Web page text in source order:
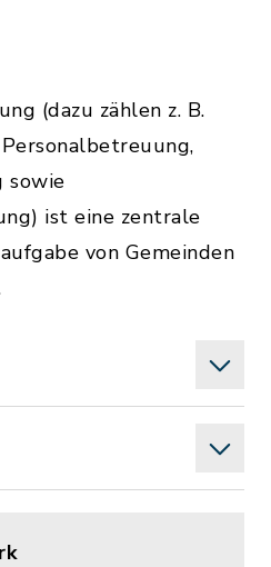
(dazu zählen z. B.
sowie
ist eine zentrale
von Gemeinden